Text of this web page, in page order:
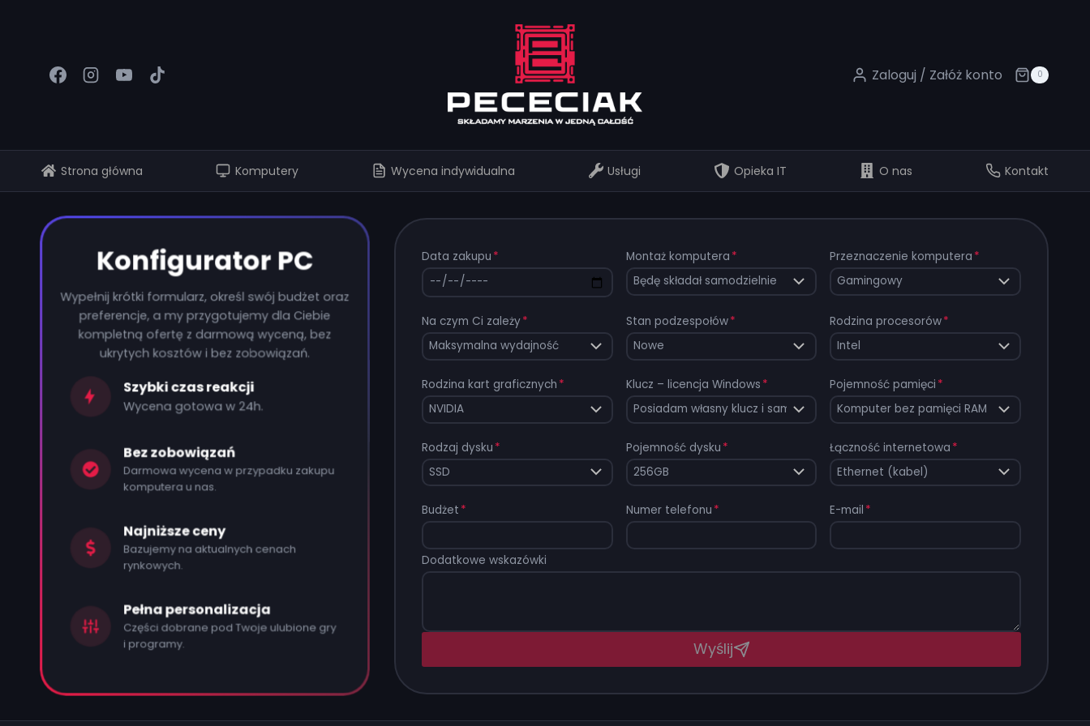
Zaloguj / Załóż konto 0
Strona główna Komputery Wycena indywidualna Usługi Opieka IT O nas Kontakt
Konfigurator PC
Wypełnij krótki formularz, określ swój budżet oraz
preferencje, a my przygotujemy dla Ciebie
kompletną ofertę z darmową wyceną, bez
ukrytych kosztów i bez zobowiązań.
Szybki czas reakcji
Wycena gotowa w 24h.
Bez zobowiązań
Darmowa wycena w przypadku zakupu
komputera u nas.
Najniższe ceny
Bazujemy na aktualnych cenach
rynkowych.
Pełna personalizacja
Części dobrane pod Twoje ulubione gry
i programy.
Data zakupu * Montaż komputera * Przeznaczenie komputera *
Na czym Ci zależy* Stan podzespołów* Rodzina procesorów*
Rodzina kart graficznych * Klucz – licencja Windows * Pojemność pamięci *
Rodzaj dysku * Pojemność dysku * Łączność internetowa *
Budżet * Numer telefonu * E-mail *
Dodatkowe wskazówki
Wyślij